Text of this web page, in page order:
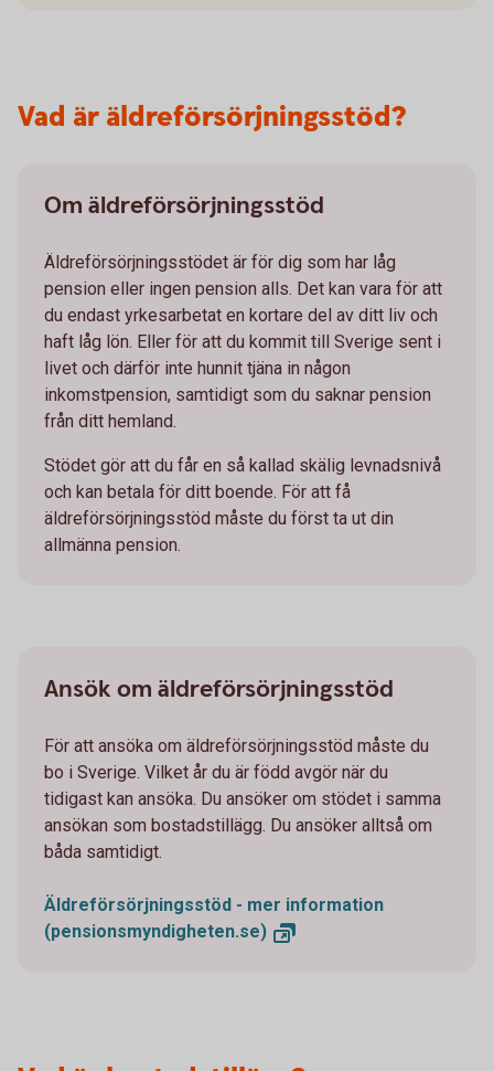
Vad är äldreförsörjningsstöd?
Om äldreförsörjningsstöd
Äldreförsörjningsstödet är för dig som har låg
pension eller ingen pension alls. Det kan vara för att
du endast yrkesarbetat en kortare del av ditt liv och
haft låg lön. Eller för att du kommit till Sverige sent i
livet och därför inte hunnit tjäna in någon
inkomstpension, samtidigt som du saknar pension
från ditt hemland.
Stödet gör att du får en så kallad skälig levnadsnivå
och kan betala för ditt boende. För att få
äldreförsörjningsstöd måste du först ta ut din
allmänna pension.
Ansök om äldreförsörjningsstöd
För att ansöka om äldreförsörjningsstöd måste du
bo i Sverige. Vilket år du är född avgör när du
tidigast kan ansöka. Du ansöker om stödet i samma
ansökan som bostadstillägg. Du ansöker alltså om
båda samtidigt.
Äldreförsörjningsstöd - mer information
(pensionsmyndigheten.se)